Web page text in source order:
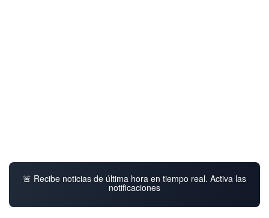
🚨 Recibe noticias de última hora en tiempo real. Activa las
notificaciones